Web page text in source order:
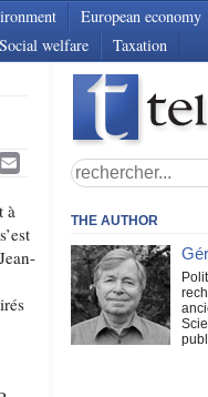
European economy
Social welfare Taxation
Email
à
THE AUTHOR